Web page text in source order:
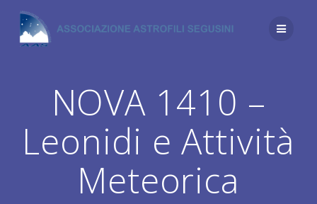
contenuto
NOVA 1410 –
Leonidi e Attività
Meteorica